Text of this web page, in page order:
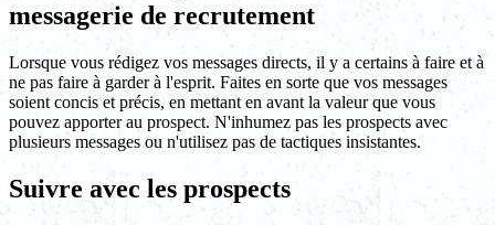
messagerie de recrutement
Lorsque vous rédigez vos messages directs, il y a certains à faire et à
ne pas faire à garder à l'esprit. Faites en sorte que vos messages
soient concis et précis, en mettant en avant la valeur que vous
pouvez apporter au prospect. N'inhumez pas les prospects avec
plusieurs messages ou n'utilisez pas de tactiques insistantes.
Suivre avec les prospects